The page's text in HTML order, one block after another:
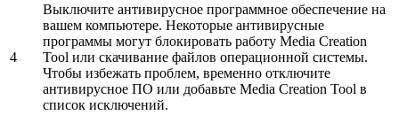
4
Выключите антивирусное программное обеспечение на
вашем компьютере. Некоторые антивирусные
программы могут блокировать работу Media Creation
Tool или скачивание файлов операционной системы.
Чтобы избежать проблем, временно отключите
антивирусное ПО или добавьте Media Creation Tool в
список исключений.